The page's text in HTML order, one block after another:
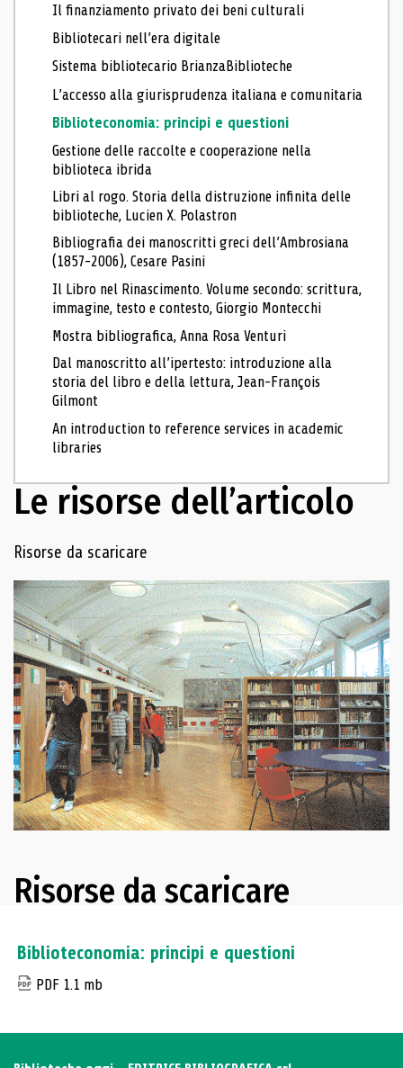
Il finanziamento privato dei beni culturali
Bibliotecari nell’era digitale
Sistema bibliotecario BrianzaBiblioteche
L’accesso alla giurisprudenza italiana e comunitaria
Biblioteconomia: principi e questioni
Gestione delle raccolte e cooperazione nella
biblioteca ibrida
Libri al rogo. Storia della distruzione infinita delle
biblioteche, Lucien X. Polastron
Bibliografia dei manoscritti greci dell’Ambrosiana
(1857-2006), Cesare Pasini
Il Libro nel Rinascimento. Volume secondo: scrittura,
immagine, testo e contesto, Giorgio Montecchi
Mostra bibliografica, Anna Rosa Venturi
Dal manoscritto all’ipertesto: introduzione alla
storia del libro e della lettura, Jean-François
Gilmont
An introduction to reference services in academic
libraries
Le risorse dell’articolo
Navigazione delle risorse
Risorse da scaricare
Risorse da scaricare
Biblioteconomia: principi e questioni
PDF 1.1 mb